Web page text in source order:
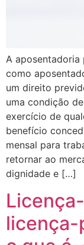
A aposentadoria
como
um direito
uma condição
exercício de
benefício
mensal para
retornar ao
dignidade e […]
licença-